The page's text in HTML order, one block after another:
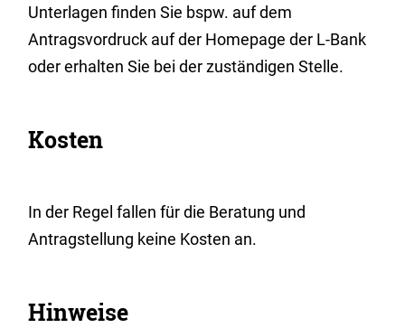
Unterlagen finden Sie bspw. auf dem
Antragsvordruck auf der Homepage der L-Bank
odererhalten Sie bei der zuständigen Stelle.
Kosten
In der Regel fallen für die Beratung und
Antragstellung keine Kosten an.
Hinweise